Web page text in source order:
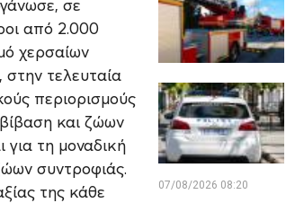
σε
από 2.000
χερσαίων
τελευταία
περιορισμούς
και ζώων
για τη μοναδική
συντροφιάς.
της κάθε
07/08/2026 08:20